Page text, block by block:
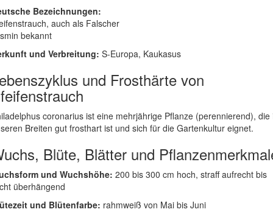
Bezeichnungen:
auch als Falscher
bekannt
und Verbreitung: S-Europa, Kaukasus
und Frosthärte von
coronarius ist eine mehrjährige Pflanze (perennierend), die
Breiten gut frosthart ist und sich für die Gartenkultur eignet.
Blüte, Blätter und
und Wuchshöhe: 200 bis 300 cm hoch, straff aufrecht bis
überhängend
und Blütenfarbe: rahmweiß von Mai bis Juni